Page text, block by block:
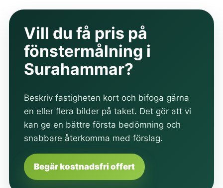
Vill du få pris på
fönstermålning i
Surahammar?
Beskriv fastigheten kort och bifoga gärna
en eller flera bilder på taket. Det gör att vi
kan ge en bättre första bedömning och
snabbare återkomma med förslag.
Begär kostnadsfri offert